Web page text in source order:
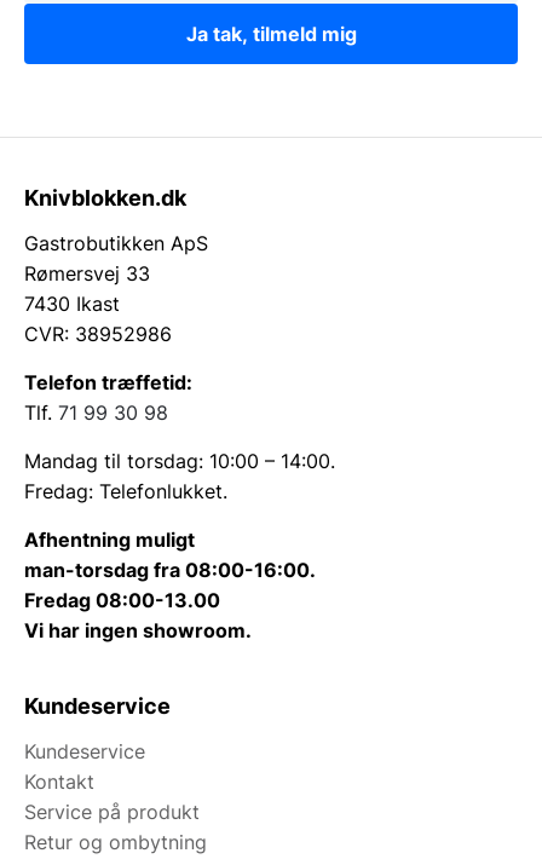
Ja tak, tilmeld mig
Knivblokken.dk
Gastrobutikken ApS
Rømersvej 33
7430 Ikast
CVR: 38952986
Telefon træffetid:
Tlf. 71 99 30 98
Mandag til torsdag: 10:00 – 14:00.
Fredag: Telefonlukket.
Afhentning muligt
man-torsdag fra 08:00-16:00.
Fredag 08:00-13.00
Vi har ingen showroom.
Kundeservice
Kundeservice
Kontakt
Service på produkt
Retur og ombytning